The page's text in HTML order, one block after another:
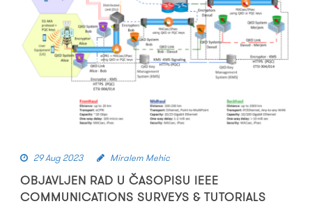
29 Aug 2023 Miralem Mehic
OBJAVLJEN RAD U ČASOPISU IEEE
COMMUNICATIONS SURVEYS & TUTORIALS